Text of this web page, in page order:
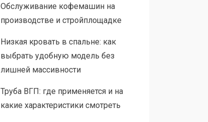
Обслуживание кофемашин на
производстве и стройплощадке
Низкая кровать в спальне: как
выбрать удобную модель без
лишней массивности
Труба ВГП: где применяется и на
какие характеристики смотреть